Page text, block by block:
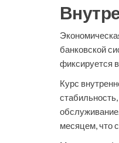
банковской
фиксируется
Курс
месяцем, что